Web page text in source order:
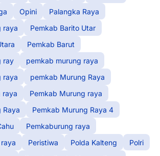
Opini
Palangka Raya
raya
Pemkab Barito Utar
Pemkab Barut
ray
pemkab murung raya
raya
pemkab Murung Raya
raya
Pemkab Murung raya
Raya
Pemkab Murung Raya 4
Pemkaburung raya
Peristiwa Polda Kalteng
Polri